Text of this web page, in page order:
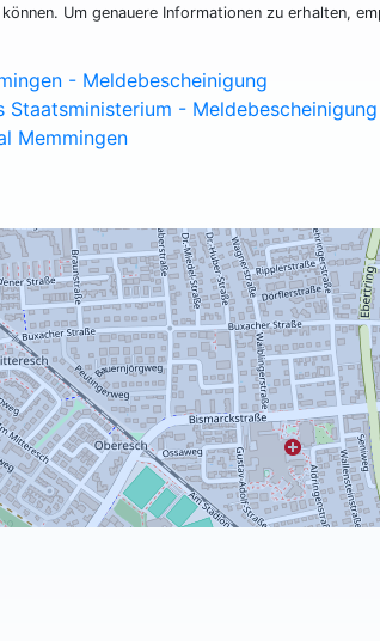
können. Um genauere Informationen zu erhalten,
- Meldebescheinigung
Staatsministerium - Meldebescheinigung
Memmingen